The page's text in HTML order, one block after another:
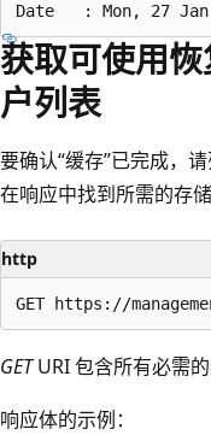
获取可使用
户列表
要确认“缓存”已完成，
在响应中找到所需的存
http
GETURI 包含所有必需的
响应体的示例：